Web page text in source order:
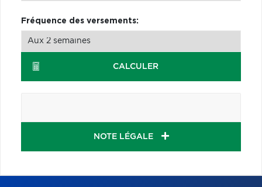
Fréquence des versements:
CALCULER
NOTE LÉGALE